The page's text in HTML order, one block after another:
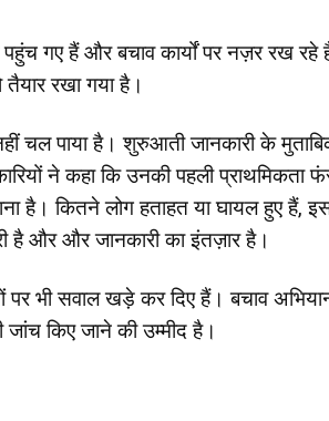
गए हैं और बचाव कार्यों पर नज़र रख रहे
रखा गया है।
चल पाया है। शुरुआती जानकारी के
ने कहा कि उनकी पहली प्राथमिकता
है। कितने लोग हताहत या घायल हुए हैं,
है और और जानकारी का इंतज़ार है।
पर भी सवाल खड़े कर दिए हैं। बचाव
जांच किए जाने की उम्मीद है।